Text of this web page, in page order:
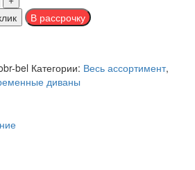
bel Категории: Весь ассортимент,
диваны